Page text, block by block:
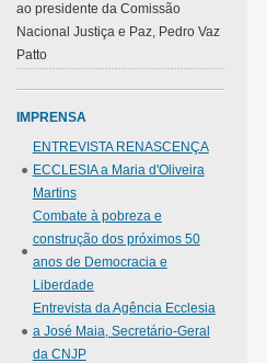
ao presidente da Comissão
Nacional Justiça e Paz, Pedro Vaz
Patto
IMPRENSA
ENTREVISTA RENASCENÇA
ECCLESIA a Maria d'Oliveira
Martins
Combate à pobreza e
construção dos próximos 50
anos de Democracia e
Liberdade
Entrevista da Agência Ecclesia
a José Maia, Secretário-Geral
da CNJP